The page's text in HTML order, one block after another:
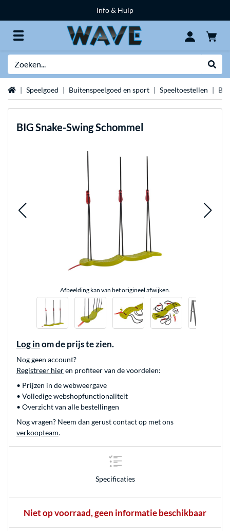
Info & Hulp
HomeSpeelgoed Buitenspeelgoed en sport Speeltoestellen
BIGSnake-Swing Schommel
Afbeelding kan van het origineel afwijken.
Log in om de prijs te zien.
Nog geen account?
Registreer hieren profiteer van de voordelen:
• Prijzen in de webweergave
• Volledige webshopfunctionaliteit
• Overzicht van alle bestellingen
Nog vragen? Neem dan gerust contact op met ons
verkoopteam.
Specificaties
Niet op voorraad, geen informatie beschikbaar